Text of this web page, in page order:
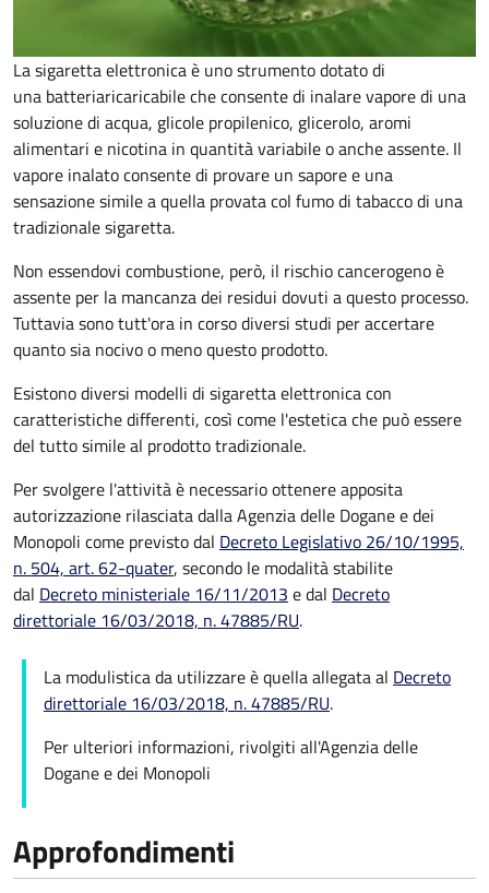
La sigaretta elettronica è uno strumento dotato di
una batteriaricaricabile che consente di inalare vapore di una
soluzione di acqua, glicole propilenico, glicerolo, aromi
alimentari e nicotina in quantità variabile o anche assente. Il
vapore inalato consente di provare un sapore e una
sensazione simile a quella provata col fumo di tabacco di una
tradizionale sigaretta.
Non essendovi combustione, però, il rischio cancerogeno è
assente per la mancanza dei residui dovuti a questo processo.
Tuttavia sono tutt'ora in corso diversi studi per accertare
quanto sia nocivo o meno questo prodotto.
Esistono diversi modelli di sigaretta elettronica con
caratteristiche differenti, così come l'estetica che può essere
del tutto simile al prodotto tradizionale.
Per svolgere l'attività è necessario ottenere apposita
autorizzazione rilasciata dalla Agenzia delle Dogane e dei
Monopoli come previsto dal Decreto Legislativo 26/10/1995,
n. 504, art. 62-quater, secondo le modalità stabilite
dal Decreto ministeriale 16/11/2013 e dal Decreto
direttoriale 16/03/2018, n. 47885/RU.
La modulistica da utilizzare è quella allegata al Decreto
direttoriale 16/03/2018, n. 47885/RU.
Per ulteriori informazioni, rivolgiti all'Agenzia delle
Dogane e dei Monopoli
Approfondimenti